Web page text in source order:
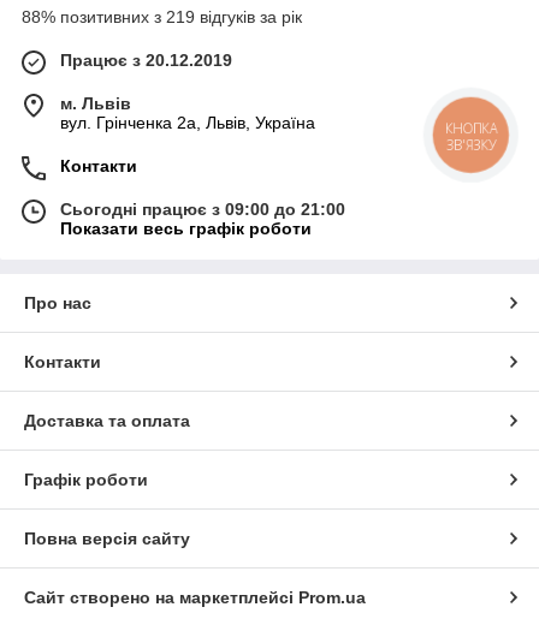
88% позитивних з 219 відгуків за рік
Працює з 20.12.2019
м. Львів
вул. Грінченка 2а, Львів, Україна
Контакти
Сьогодні працює з 09:00 до 21:00
Показати весь графік роботи
Про нас
Контакти
Доставка та оплата
Графік роботи
Повна версія сайту
Сайт створено на маркетплейсі Prom.ua
КНОПКА
ЗВ'ЯЗКУ